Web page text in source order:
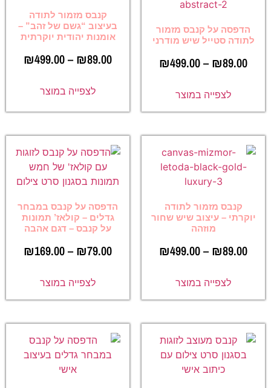
הדפסה על קנבס מזמור
לתודה סטייל שיש מודרני
₪89.00
–
₪499.00
לצפייה במוצר
קנבס מזמור לתודה
בעיצוב “גשם של זהב” –
אומנות יהודית יוקרתית
₪89.00
–
₪499.00
לצפייה במוצר
קנבס מזמור לתודה
יוקרתי – עיצוב שיש שחור
מוזהה
₪89.00
–
₪499.00
לצפייה במוצר
הדפסה על קנבס במבחר
גדלים – קולאז’ תמונות
על קנבס – דגם אהבה
₪79.00
–
₪169.00
לצפייה במוצר